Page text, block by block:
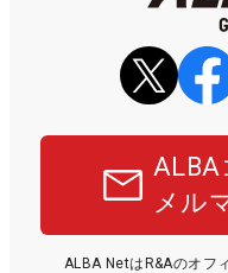
ALBA
メル
ALBA NetはR&Aのオフ